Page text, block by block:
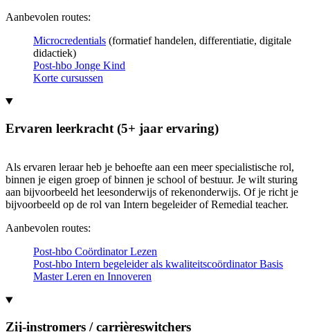
Aanbevolen routes:
Microcredentials (formatief handelen, differentiatie, digitale
didactiek)
Post-hbo Jonge Kind
Korte cursussen
Ervaren leerkracht (5+ jaar ervaring)
Als ervaren leraar heb je behoefte aan een meer specialistische rol,
binnen je eigen groep of binnen je school of bestuur. Je wilt sturing
aan bijvoorbeeld het leesonderwijs of rekenonderwijs. Of je richt je
bijvoorbeeld op de rol van Intern begeleider of Remedial teacher.
Aanbevolen routes:
Post-hbo Coördinator Lezen
Post-hbo Intern begeleider als kwaliteitscoördinator Basis
Master Leren en Innoveren
Zij-instromers / carrièreswitchers